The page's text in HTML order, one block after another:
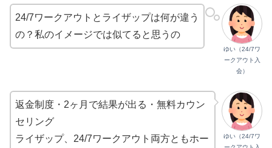
ゆい（24/7ワ
ークアウト入
会）
24/7ワークアウトとライザップは何が違う
の？私のイメージでは似てると思うの
ゆい（24/7ワ
返金制度・2ヶ月で結果が出る・無料カウン
セリング
ライザップ、24/7ワークアウト両方ともホー